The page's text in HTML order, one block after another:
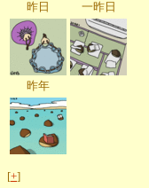
昨日 一昨日
昨年
[+]